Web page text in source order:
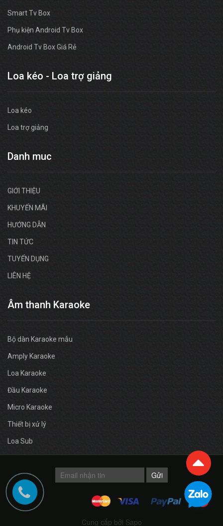
Smart Tv Box
Phụ kiện Android Tv Box
Android Tv Box Giá Rẻ
Loa kéo - Loa trợ giảng
Loa kéo
Loa trợ giảng
Danh muc
GIỚI THIỆU
KHUYẾN MÃI
HƯỚNG DẪN
TIN TỨC
TUYỂN DỤNG
LIÊN HỆ
Âm thanh Karaoke
Bộ dàn Karaoke mẫu
Amply Karaoke
Loa Karaoke
Đầu Karaoke
Micro Karaoke
Thiết bị xử lý
Loa Sub
Gửi
Cung cấp bởi Sapo